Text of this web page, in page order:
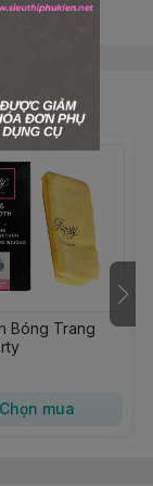
Bóng Trang
Chọn mua